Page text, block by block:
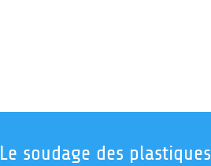
Le soudage des plastiques